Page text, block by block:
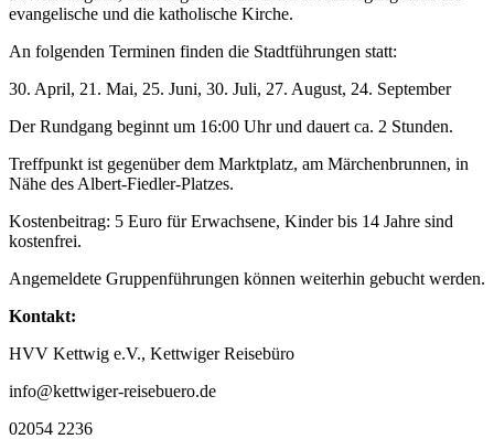
evangelische und die katholische Kirche.
An folgenden Terminen finden die Stadtführungen statt:
30. April, 21. Mai, 25. Juni, 30. Juli, 27. August, 24. September
Der Rundgang beginnt um 16:00 Uhr und dauert ca. 2 Stunden.
Treffpunkt ist gegenüber dem Marktplatz, am Märchenbrunnen, in
Nähe des Albert-Fiedler-Platzes.
Kostenbeitrag: 5 Euro für Erwachsene, Kinder bis 14 Jahre sind
kostenfrei.
Angemeldete Gruppenführungen können weiterhin gebucht werden.
Kontakt:
HVV Kettwig e.V., Kettwiger Reisebüro
info@kettwiger-reisebuero.de
02054 2236